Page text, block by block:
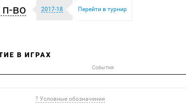
во 2017-18 Перейти в турнир
В ИГРАХ
События
? Условные обозначения